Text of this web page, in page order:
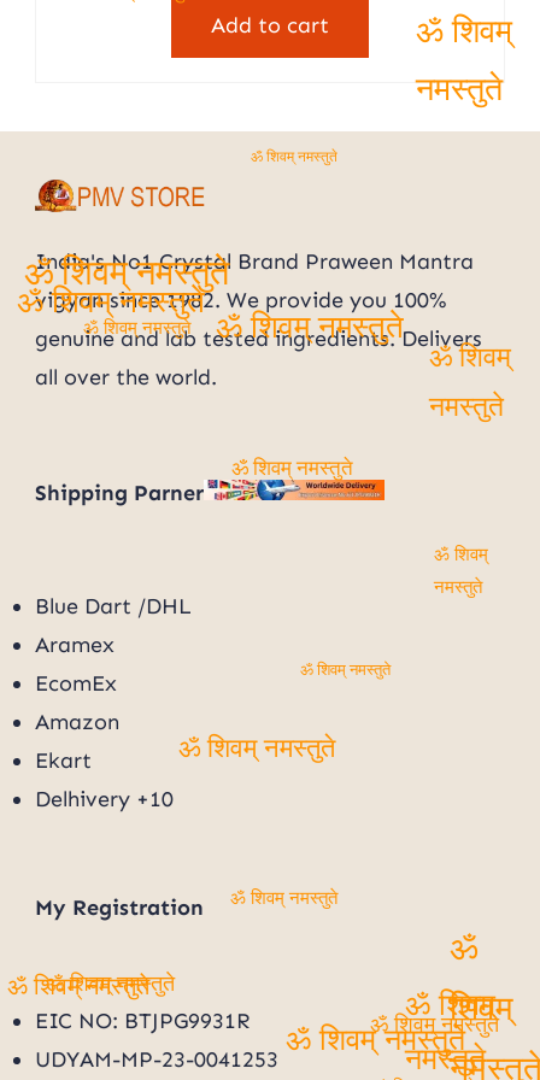
₹2,699.00.
₹1,151.00.
Add to cart
India's No1 Crystal Brand Praween Mantra
vigyan since 1982. We provide you 100%
genuine and lab tested ingredients. Delivers
all over the world.
Shipping Parner
Blue Dart /DHL
Aramex
EcomEx
Amazon
Ekart
Delhivery +10
My Registration
EIC NO: BTJPG9931R
UDYAM-MP-23-0041253
ॐ शिवम् नमस्तुते
ॐ शिवम् नमस्तुते
ॐ शिवम् नमस्तुते
ॐ शिवम्
नमस्तुते
ॐ शिवम् नमस्तुते
ॐ शिवम् नमस्तुते
ॐ शिवम् नमस्तुते
ॐ शिवम् नमस्तुते
ॐ शिवम् नमस्तुते
ॐ शिवम् नमस्तुते
ॐ शिवम्
नमस्तुते
ॐ शिवम् नमस्तुते
ॐ शिवम् नमस्तुते
ॐ शिवम् नमस्तुते
ॐ
शिवम्
ॐ शिवम्
नमस्तुते
ॐ शिवम् नमस्तुते
ॐ शिवम् नमस्तुते